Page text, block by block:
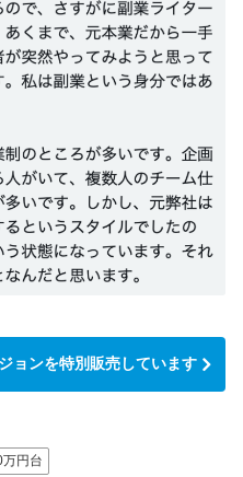
ョンを特別販売しています
円台